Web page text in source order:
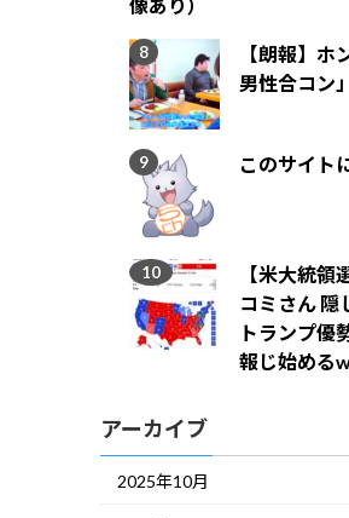
像あり）
【朗報】ホ
男性合コン
このサイト
【米大統領
コミさん 隠
トランプ優
報じ始める
アーカイブ
2025年10月